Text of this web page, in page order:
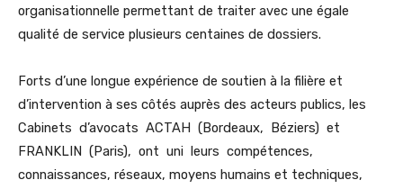
organisationnelle permettant de traiter avec une égale
qualité de service plusieurs centaines de dossiers.
Forts d’une longue expérience de soutien à la filière et
d’intervention à ses côtés auprès des acteurs publics, les
Cabinets d’avocats ACTAH (Bordeaux, Béziers) et
FRANKLIN (Paris), ont uni leurs compétences,
connaissances, réseaux, moyens humains et techniques,